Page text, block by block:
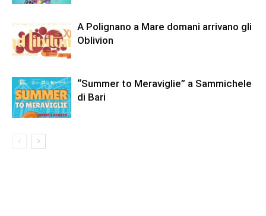
A Polignano a Mare domani arrivano gli
Oblivion
“Summer to Meraviglie” a Sammichele
di Bari